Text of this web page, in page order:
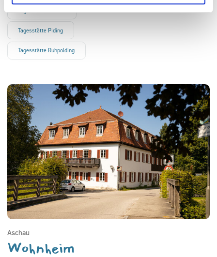
Tagesstätte Aschau
Tagesstätte Piding
Tagesstätte Ruhpolding
Aschau
Wohnheim